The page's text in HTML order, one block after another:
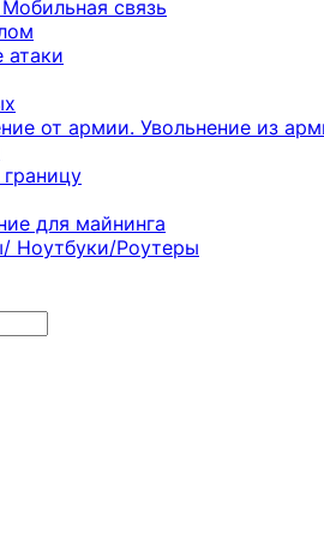
связь
атаки
от армии. Увольнение из
для майнинга
Ноутбуки/Роутеры